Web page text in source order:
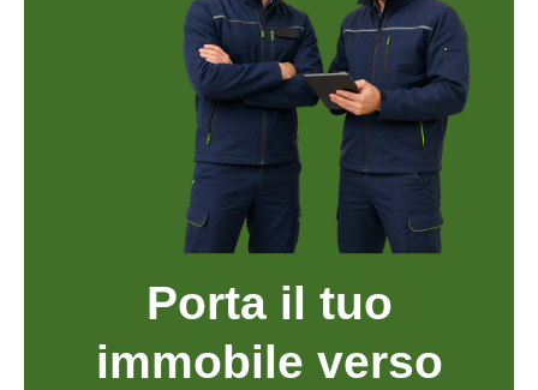
Porta il tuo
immobile verso